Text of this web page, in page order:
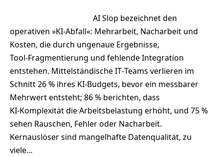
AI Slop bezeichnet den
operativen »KI‑Abfall«: Mehrarbeit, Nacharbeit und
Kosten, die durch ungenaue Ergebnisse,
Tool‑Fragmentierung und fehlende Integration
entstehen. Mittelständische IT‑Teams verlieren im
Schnitt 26 % ihres KI‑Budgets, bevor ein messbarer
Mehrwert entsteht; 86 % berichten, dass
KI‑Komplexität die Arbeitsbelastung erhöht, und 75 %
sehen Rauschen, Fehler oder Nacharbeit.
Kernauslöser sind mangelhafte Datenqualität, zu
viele…